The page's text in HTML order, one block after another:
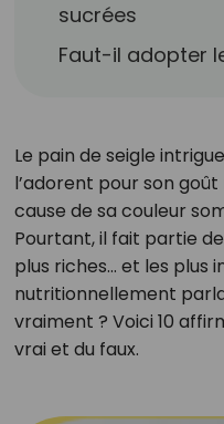
sucrées
Faut-il adopter
Le pain de seigle
l’adorent pour son goût
cause de sa couleur
Pourtant, il fait partie
plus riches... et les plus
nutritionnellement
vraiment ? Voici 10
vrai et du faux.